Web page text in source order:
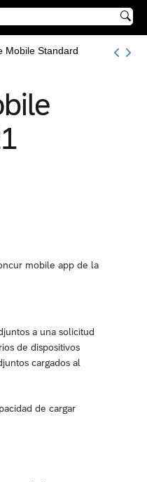

Mobile Standard
mobile app de la
a una solicitud
de dispositivos
cargados al
de cargar